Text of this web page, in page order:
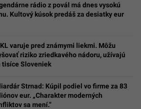
rádio z povál má dnes vysokú
Kultový kúsok predáš za desiatky eur
varuje pred známymi liekmi. Môžu
riziko zriedkavého nádoru, užívajú
tisíce Sloveniek
Strnad: Kúpil podiel vo firme za 83
eur. „Charakter moderných
sa mení.“